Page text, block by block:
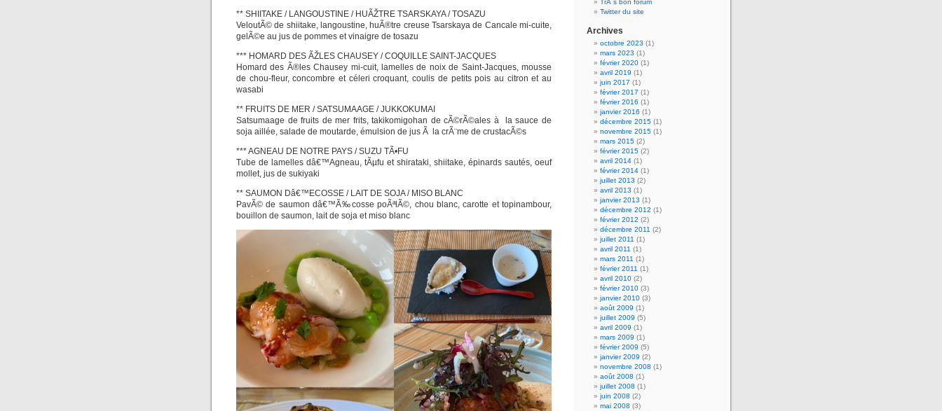
** SHIITAKE / LANGOUSTINE / HUÃŽTRE TSARSKAYA / TOSAZU
VeloutÃ© de shiitake, langoustine, huÃ®tre creuse Tsarskaya de Cancale mi-cuite,
gelÃ©e au jus de pommes et vinaigre de tosazu
*** HOMARD DES ÃŽLES CHAUSEY / COQUILLE SAINT-JACQUES
Homard des Ã®les Chausey mi-cuit, lamelles de noix de Saint-Jacques, mousse
de chou-fleur, concombre et céleri croquant, coulis de petits pois au citron et au
wasabi
** FRUITS DE MER / SATSUMAAGE / JUKKOKUMAI
Satsumaage de fruits de mer frits, takikomigohan de cÃ©rÃ©ales à la sauce de
soja aillée, salade de moutarde, émulsion de jus Ã la crÃ¨me de crustacÃ©s
*** AGNEAU DE NOTRE PAYS / SUZU TÃ•FU
Tube de lamelles dâ€™Agneau, tÃµfu et shirataki, shiitake, épinards sautés, oeuf
mollet, jus de sukiyaki
** SAUMON Dâ€™ECOSSE / LAIT DE SOJA / MISO BLANC
PavÃ© de saumon dâ€™Ã‰cosse poÃªlÃ©, chou blanc, carotte et topinambour,
bouillon de saumon, lait de soja et miso blanc
TrÃ¨s bon forum
Twitter du site
Archives
octobre 2023 (1)
mars 2023 (1)
février 2020 (1)
avril 2019 (1)
juin 2017 (1)
février 2017 (1)
février 2016 (1)
janvier 2016 (1)
décembre 2015 (1)
novembre 2015 (1)
mars 2015 (2)
février 2015 (2)
avril 2014 (1)
février 2014 (1)
juillet 2013 (2)
avril 2013 (1)
janvier 2013 (1)
décembre 2012 (1)
février 2012 (2)
décembre 2011 (2)
juillet 2011 (1)
avril 2011 (1)
mars 2011 (1)
février 2011 (1)
avril 2010 (2)
février 2010 (3)
janvier 2010 (3)
août 2009 (1)
juillet 2009 (5)
avril 2009 (1)
mars 2009 (1)
février 2009 (5)
janvier 2009 (2)
novembre 2008 (1)
août 2008 (1)
juillet 2008 (1)
juin 2008 (2)
mai 2008 (3)